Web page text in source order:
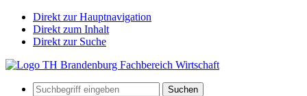
Direkt zur Hauptnavigation
Direkt zum Inhalt
Direkt zur Suche
Suchen